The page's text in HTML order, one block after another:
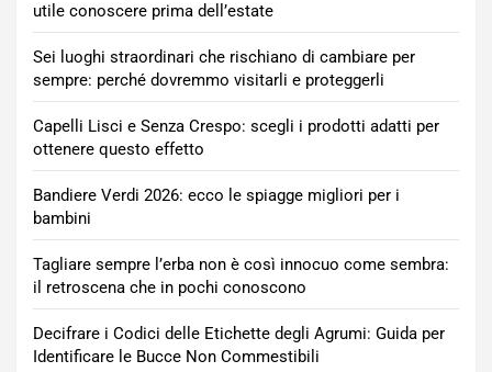
utile conoscere prima dell’estate
Sei luoghi straordinari che rischiano di cambiare per
sempre: perché dovremmo visitarli e proteggerli
Capelli Lisci e Senza Crespo: scegli i prodotti adatti per
ottenere questo effetto
Bandiere Verdi 2026: ecco le spiagge migliori per i
bambini
Tagliare sempre l’erba non è così innocuo come sembra:
il retroscena che in pochi conoscono
Decifrare i Codici delle Etichette degli Agrumi: Guida per
Identificare le Bucce Non Commestibili